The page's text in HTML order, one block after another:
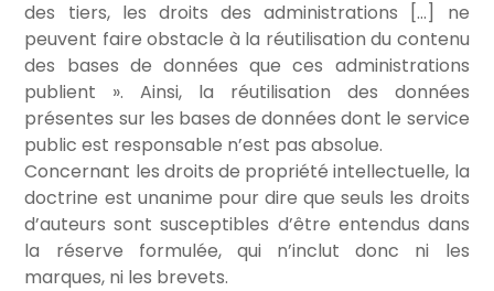
des tiers, les droits des administrations […] ne
peuvent faire obstacle à la réutilisation du contenu
des bases de données que ces administrations
publient ». Ainsi, la réutilisation des données
présentes sur les bases de données dont le service
public est responsable n’est pas absolue.
Concernant les droits de propriété intellectuelle, la
doctrine est unanime pour dire que seuls les droits
d’auteurs sont susceptibles d’être entendus dans
la réserve formulée, qui n’inclut donc ni les
marques, ni les brevets.